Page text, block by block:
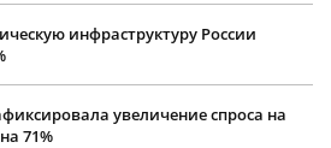
инфраструктуру России
увеличение спроса на
71%